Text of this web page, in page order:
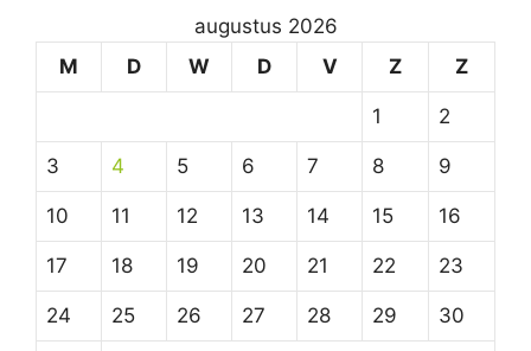
augustus 2026
M
D W D V Z Z
1 2
3 4 5 6 7 8 9
10 11 12 13 14 15 16
17 18 19 20 21 22 23
24 25 26 27 28 29 30